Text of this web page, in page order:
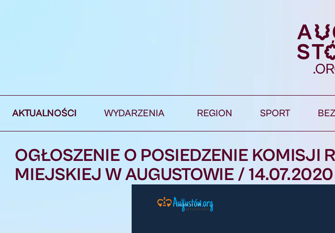
AKTUALNOŚCI WYDARZENIA REGION SPORT
OGŁOSZENIE O POSIEDZENIE KOMISJI
MIEJSKIEJ W AUGUSTOWIE / 14.07.2020